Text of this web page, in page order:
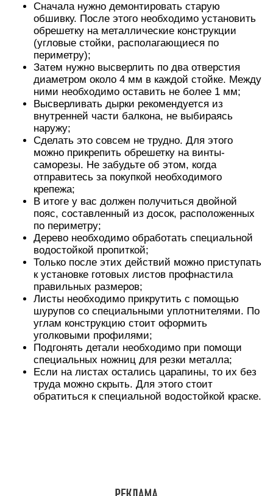
Сначала нужно демонтировать старую
обшивку. После этого необходимо установить
обрешетку на металлические конструкции
(угловые стойки, располагающиеся по
периметру);
Затем нужно высверлить по два отверстия
диаметром около 4 мм в каждой стойке. Между
ними необходимо оставить не более 1 мм;
Высверливать дырки рекомендуется из
внутренней части балкона, не выбираясь
наружу;
Сделать это совсем не трудно. Для этого
можно прикрепить обрешетку на винты-
саморезы. Не забудьте об этом, когда
отправитесь за покупкой необходимого
крепежа;
В итоге у вас должен получиться двойной
пояс, составленный из досок, расположенных
по периметру;
Дерево необходимо обработать специальной
водостойкой пропиткой;
Только после этих действий можно приступать
к установке готовых листов профнастила
правильных размеров;
Листы необходимо прикрутить с помощью
шурупов со специальными уплотнителями. По
углам конструкцию стоит оформить
уголковыми профилями;
Подгонять детали необходимо при помощи
специальных ножниц для резки металла;
Если на листах остались царапины, то их без
труда можно скрыть. Для этого стоит
обратиться к специальной водостойкой краске.